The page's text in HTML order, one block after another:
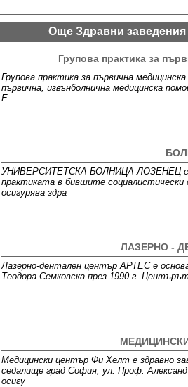
Още Здравни
Групова практика за
Групова практика за първична
първична, извънболнична медицинска
Е
УНИВЕРСИТЕТСКА БОЛНИЦА ЛОЗЕНЕЦ е
практиката в бившите
осигурява здра
ЛАЗЕРНО -
Лазерно-дентален център АРТЕС е
Теодора Семковска през 1990 г.
Медицински център Фи Хелт е здравно
седалище град София, ул. Проф.
осигу